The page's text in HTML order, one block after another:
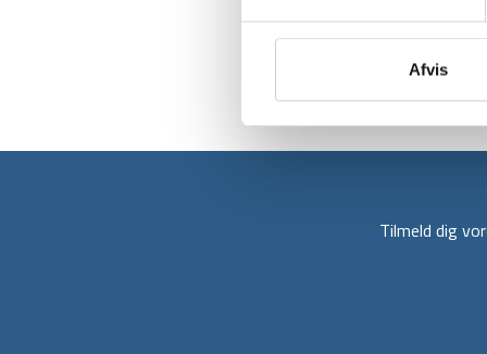
Afvis
Tilmeld dig